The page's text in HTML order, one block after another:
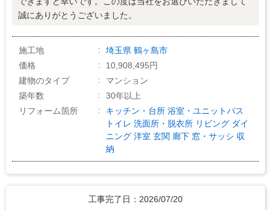
誠にありがとうございました。
施工地 埼玉県 鶴ヶ島市
価格
10,908,495円
建物のタイプ
マンション
築年数
30年以上
リフォーム箇所
キッチン・台所 浴室・ユニットバス
トイレ 洗面所・脱衣所 リビング ダイ
ニング 洋室 玄関 廊下 窓・サッシ 収
納
工事完了日：2026/07/20